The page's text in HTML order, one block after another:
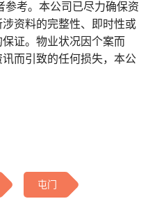
参考。本公司已尽力确保资
资料的完整性、即时性或
证。物业状况因个案而
而引致的任何损失，本公
屯门